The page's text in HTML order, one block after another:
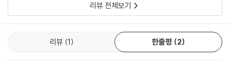
리뷰 전체보기
리뷰 1 한줄평 2